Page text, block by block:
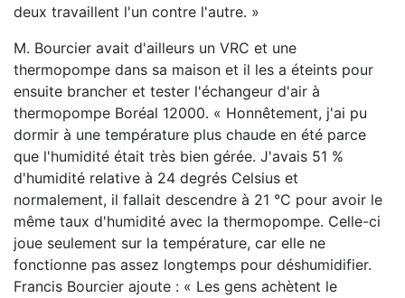
deux travaillent l'un contre l'autre. »
M. Bourcier avait d'ailleurs un VRC et une
thermopompe dans sa maison et il les a éteints pour
ensuite brancher et tester l'échangeur d'air à
thermopompe Boréal 12000. « Honnêtement, j'ai pu
dormir à une température plus chaude en été parce
que l'humidité était très bien gérée. J'avais 51 %
d'humidité relative à 24 degrés Celsius et
normalement, il fallait descendre à 21 °C pour avoir le
même taux d'humidité avec la thermopompe. Celle-ci
joue seulement sur la température, car elle ne
fonctionne pas assez longtemps pour déshumidifier.
Francis Bourcier ajoute : « Les gens achètent le